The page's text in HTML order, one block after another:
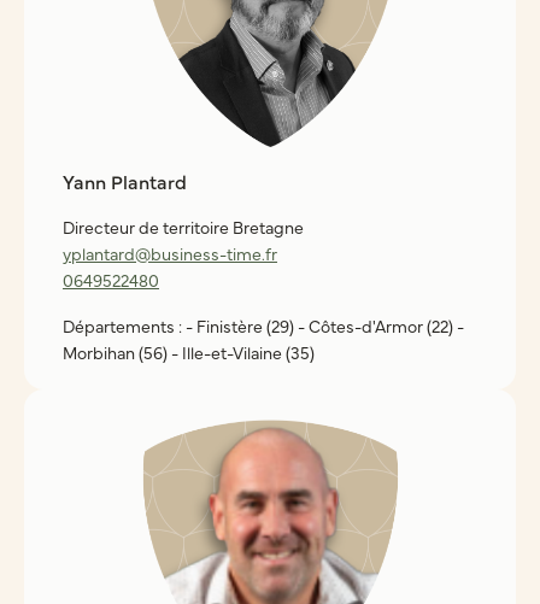
Yann Plantard
Directeur de territoire Bretagne
yplantard@business-time.fr
0649522480
Départements : - Finistère (29) - Côtes-d'Armor (22) -
Morbihan (56) - Ille-et-Vilaine (35)